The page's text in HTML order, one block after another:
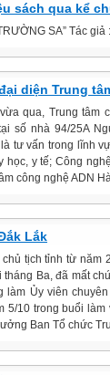
sách qua kể
SA” Tác
diện Trung
qua, Trung tâm
số nhà 94/25A
tư vấn trong lĩnh
y tế; Công
công nghệ ADN
Lắk
tịch tỉnh từ năm
tháng Ba, đã mất
Ủy viên
5/10 trong buổi
Ban Tổ chức